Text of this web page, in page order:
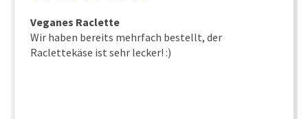
Veganes Raclette
Wir haben bereits mehrfach bestellt, der
Raclettekäse ist sehr lecker! :)